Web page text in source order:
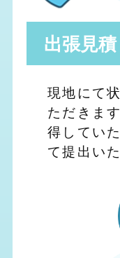
出張見
現地にて
ただきま
得してい
て提出い